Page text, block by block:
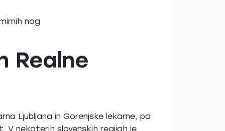
nog
Realne
Ljubljana in Gorenjske lekarne, pa
V nekaterih slovenskih regijah je